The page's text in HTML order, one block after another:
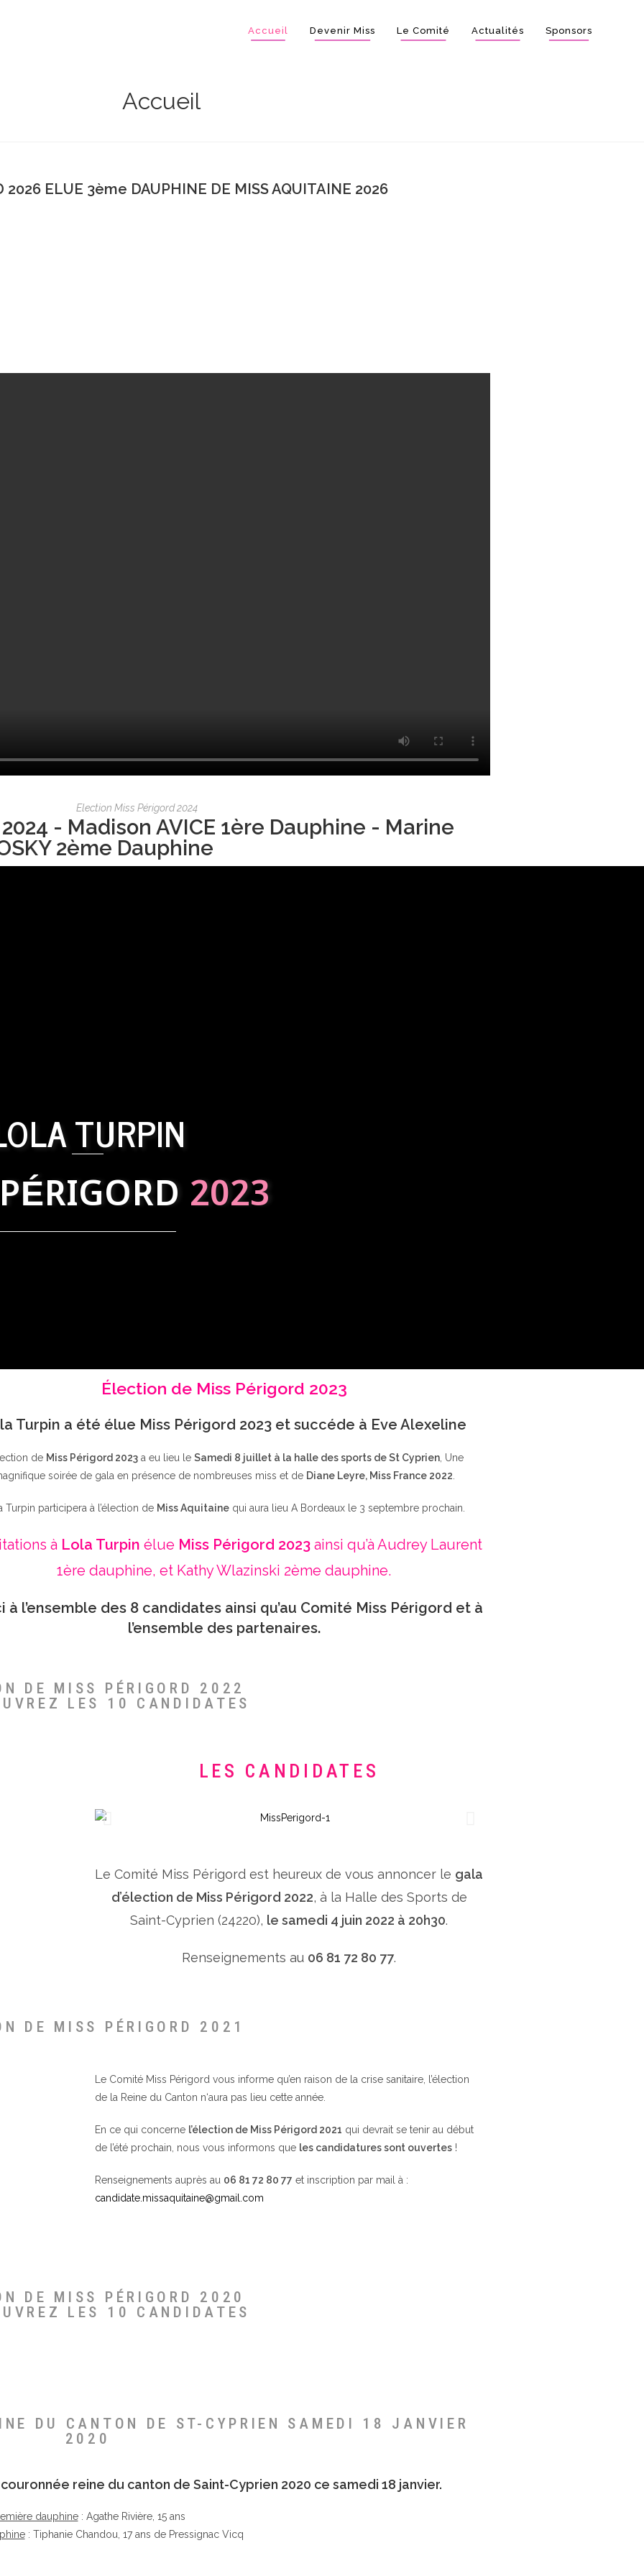
Accueil Devenir Miss Le Comité Actualités Sponsors
Accueil
2026 ELUE 3ème DAUPHINE DE MISS AQUITAINE 2026
Election Miss Périgord 2024
- Madison AVICE 1ère Dauphine - Marine
2ème Dauphine
TURPIN
2023
Élection de Miss Périgord 2023
Turpin a été élue Miss Périgord 2023 et succéde à Eve Alexeline
de Miss Périgord 2023a eu lieu le Samedi 8 juillet à la halle des sports de St Cyprien, Une
soirée de gala en présence de nombreuses miss et de Diane Leyre, Miss France 2022
Turpin participera à l’élection de Miss Aquitaine qui aura lieu A Bordeaux le 3 septembre prochain.
à Lola Turpin élue Miss Périgord 2023ainsi qu’à Audrey Laurent
1ère dauphine, et Kathy Wlazinski 2ème dauphine.
à l’ensemble des 8 candidates ainsi qu’au Comité Miss Périgord et à
l’ensemble des partenaires.
DE MISS PÉRIGORD 2022
LES 10 CANDIDATES
LES CANDIDATES
Le Comité Miss Périgord est heureux de vous annoncer le gala
d’élection de Miss Périgord 2022, à la Halle des Sports de
Saint-Cyprien (24220), le samedi 4 juin 2022 à 20h30.
Renseignements au 06 81 72 80 77.
DE MISS PÉRIGORD 2021
Le Comité Miss Périgord vous informe qu’en raison de la crise sanitaire, l’élection
de la Reine du Canton n‘aura pas lieu cette année.
En ce qui concerne l’élection de Miss Périgord 2021 qui devrait se tenir au début
de l’été prochain, nous vous informons que les candidatures sont ouvertes !
Renseignements auprès au 06 81 72 80 77 et inscription par mail à :
candidate.missaquitaine@gmail.com
DE MISS PÉRIGORD 2020
LES 10 CANDIDATES
DU CANTON DE ST-CYPRIEN SAMEDI 18 JANVIER
2020
couronnée reine du canton de Saint-Cyprien 2020 ce samedi 18 janvier.
dauphine: Agathe Rivière, 15 ans
: Tiphanie Chandou, 17 ans de Pressignac Vicq